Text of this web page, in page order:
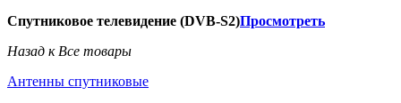
Спутниковое телевидение (DVB-S2)Просмотреть
Назад к Все товары
Антенны спутниковые